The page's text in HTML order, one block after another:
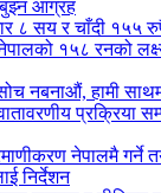
आग्रह
८ सय र चाँदी १५५
१५८ रनको
नबनाऔं, हामी
प्रक्रिया
नेपालमै गर्ने
निर्देशन